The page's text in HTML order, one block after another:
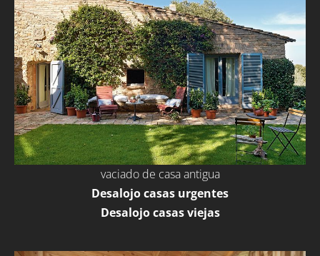
vaciado de casa antigua
Desalojo casas urgentes
Desalojo casas viejas